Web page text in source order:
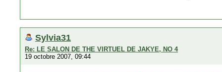
Sylvia31
Re: LE SALON DE THE VIRTUEL DE JAKYE, NO 4
19 octobre 2007, 09:44